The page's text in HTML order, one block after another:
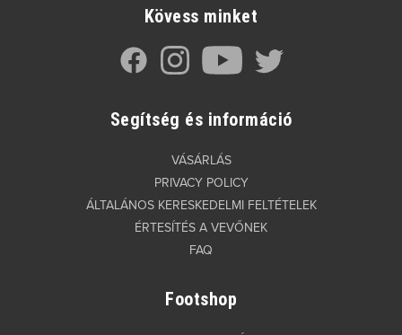
Kövess minket
Segítség és információ
VÁSÁRLÁS
PRIVACY POLICY
ÁLTALÁNOS KERESKEDELMI FELTÉTELEK
ÉRTESÍTÉS A VEVŐNEK
FAQ
Footshop